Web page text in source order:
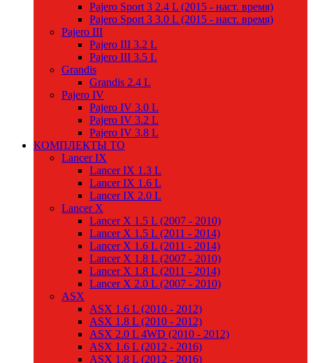
Pajero Sport 3 2.4 L (2015 - наст. время)
Pajero Sport 3 3.0 L (2015 - наст. время)
Pajero III
Pajero III 3.2 L
Pajero III 3.5 L
Grandis
Grandis 2.4 L
Pajero IV
Pajero IV 3.0 L
Pajero IV 3.2 L
Pajero IV 3.8 L
КОМПЛЕКТЫ ТО
Lancer IX
Lancer IX 1.3 L
Lancer IX 1.6 L
Lancer IX 2.0 L
Lancer X
Lancer X 1.5 L (2007 - 2010)
Lancer X 1.5 L (2011 - 2014)
Lancer X 1.6 L (2011 - 2014)
Lancer X 1.8 L (2007 - 2010)
Lancer X 1.8 L (2011 - 2014)
Lancer X 2.0 L (2007 - 2010)
ASX
ASX 1.6 L (2010 - 2012)
ASX 1.8 L (2010 - 2012)
ASX 2.0 L 4WD (2010 - 2012)
ASX 1.6 L (2012 - 2016)
ASX 1.8 L (2012 - 2016)